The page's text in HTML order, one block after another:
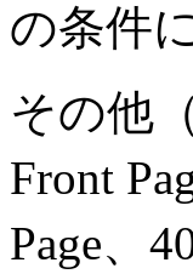
の条件
その他
Front
Page、